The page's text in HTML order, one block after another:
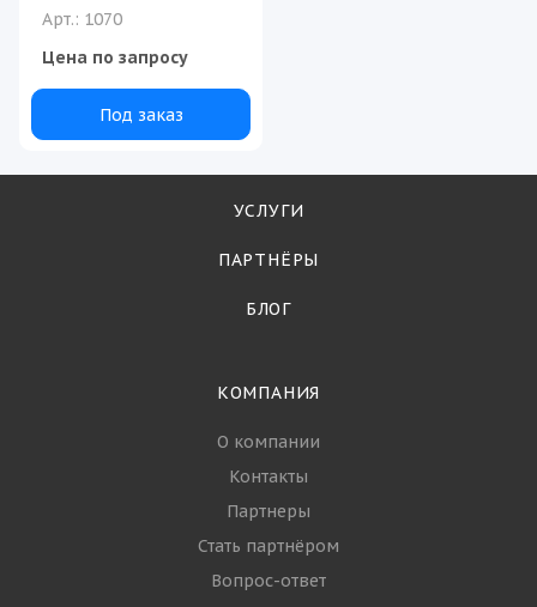
Арт.: 1070
Цена по запросу
Под заказ
УСЛУГИ
ПАРТНЁРЫ
БЛОГ
КОМПАНИЯ
О компании
Контакты
Партнеры
Стать партнёром
Вопрос-ответ